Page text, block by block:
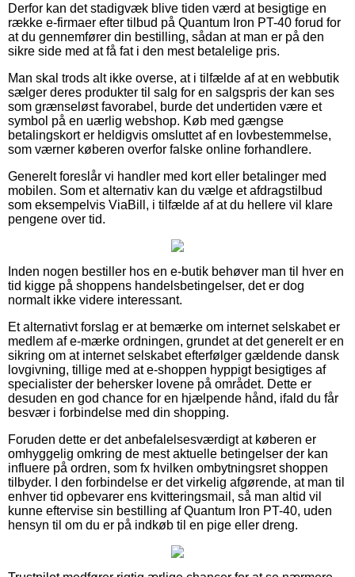
Derfor kan det stadigvæk blive tiden værd at besigtige en
række e-firmaer efter tilbud på Quantum Iron PT-40 forud for
at du gennemfører din bestilling, sådan at man er på den
sikre side med at få fat i den mest betalelige pris.
Man skal trods alt ikke overse, at i tilfælde af at en webbutik
sælger deres produkter til salg for en salgspris der kan ses
som grænseløst favorabel, burde det undertiden være et
symbol på en uærlig webshop. Køb med gængse
betalingskort er heldigvis omsluttet af en lovbestemmelse,
som værner køberen overfor falske online forhandlere.
Generelt foreslår vi handler med kort eller betalinger med
mobilen. Som et alternativ kan du vælge et afdragstilbud
som eksempelvis ViaBill, i tilfælde af at du hellere vil klare
pengene over tid.
Inden nogen bestiller hos en e-butik behøver man til hver en
tid kigge på shoppens handelsbetingelser, det er dog
normalt ikke videre interessant.
Et alternativt forslag er at bemærke om internet selskabet er
medlem af e-mærke ordningen, grundet at det generelt er en
sikring om at internet selskabet efterfølger gældende dansk
lovgivning, tillige med at e-shoppen hyppigt besigtiges af
specialister der behersker lovene på området. Dette er
desuden en god chance for en hjælpende hånd, ifald du får
besvær i forbindelse med din shopping.
Foruden dette er det anbefalelsesværdigt at køberen er
omhyggelig omkring de mest aktuelle betingelser der kan
influere på ordren, som fx hvilken ombytningsret shoppen
tilbyder. I den forbindelse er det virkelig afgørende, at man til
enhver tid opbevarer ens kvitteringsmail, så man altid vil
kunne eftervise sin bestilling af Quantum Iron PT-40, uden
hensyn til om du er på indkøb til en pige eller dreng.